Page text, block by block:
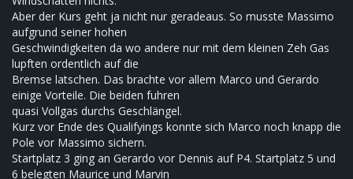
Aber der Kurs geht ja nicht nur geradeaus. So musste Massimo
aufgrund seiner hohen
Geschwindigkeiten da wo andere nur mit dem kleinen Zeh Gas
lupften ordentlich auf die
Bremse latschen. Das brachte vor allem Marco und Gerardo
einige Vorteile. Die beiden fuhren
quasi Vollgas durchs Geschlängel.
Kurz vor Ende des Qualifyings konnte sich Marco noch knapp die
Pole vor Massimo sichern.
Startplatz 3 ging an Gerardo vor Dennis auf P4. Startplatz 5 und
6 belegten Maurice und Marvin